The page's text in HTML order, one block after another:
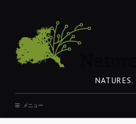
NATURES.
メニュー